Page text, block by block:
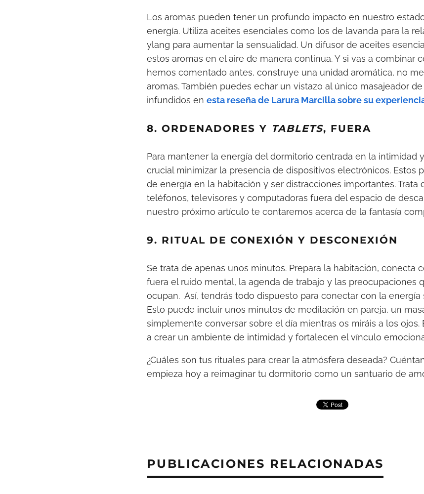
Los aromas pueden tener un profundo impacto en nuestro
energía. Utiliza aceites esenciales como los de lavanda para la
ylang para aumentar la sensualidad. Un difusor de aceites
estos aromas en el aire de manera continua. Y si vas a combinar
hemos comentado antes, construye una unidad aromática, no
aromas. También puedes echar un vistazo al único masajeador
infundidos en esta reseña de Larura Marcilla sobre su
8. ORDENADORES Y TABLETS, FUERA
Para mantener la energía del dormitorio centrada en la intimidad
crucial minimizar la presencia de dispositivos electrónicos. Estos
de energía en la habitación y ser distracciones importantes. Trata
teléfonos, televisores y computadoras fuera del espacio de
nuestro próximo artículo te contaremos acerca de la fantasía
9. RITUAL DE CONEXIÓN Y DESCONEXIÓN
Se trata de apenas unos minutos. Prepara la habitación, conecta
fuera el ruido mental, la agenda de trabajo y las preocupaciones
ocupan. Así, tendrás todo dispuesto para conectar con la
Esto puede incluir unos minutos de meditación en pareja, un
simplemente conversar sobre el día mientras os miráis a los ojos.
a crear un ambiente de intimidad y fortalecen el vínculo
¿Cuáles son tus rituales para crear la atmósfera deseada?
empieza hoy a reimaginar tu dormitorio como un santuario de
PUBLICACIONES RELACIONADAS